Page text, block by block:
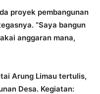
proyek pembangunan
“Saya bangun
anggaran mana,
Arung Limau tertulis,
Desa. Kegiatan: